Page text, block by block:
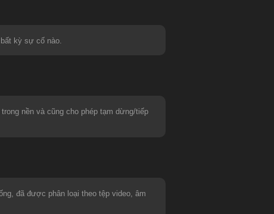
kỳ sự cố nào.
nền và cũng cho phép tạm dừng/tiếp
đã được phân loại theo tệp video, âm